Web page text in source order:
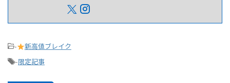
-
新高値ブレイク
-限定記事